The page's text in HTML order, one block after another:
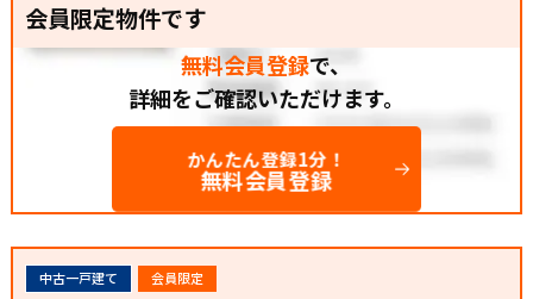
会員限定物件です
無料会員登録で、
詳細をご確認いただけます。
かんたん登録1分！
無料会員登録
中古一戸建て 会員限定